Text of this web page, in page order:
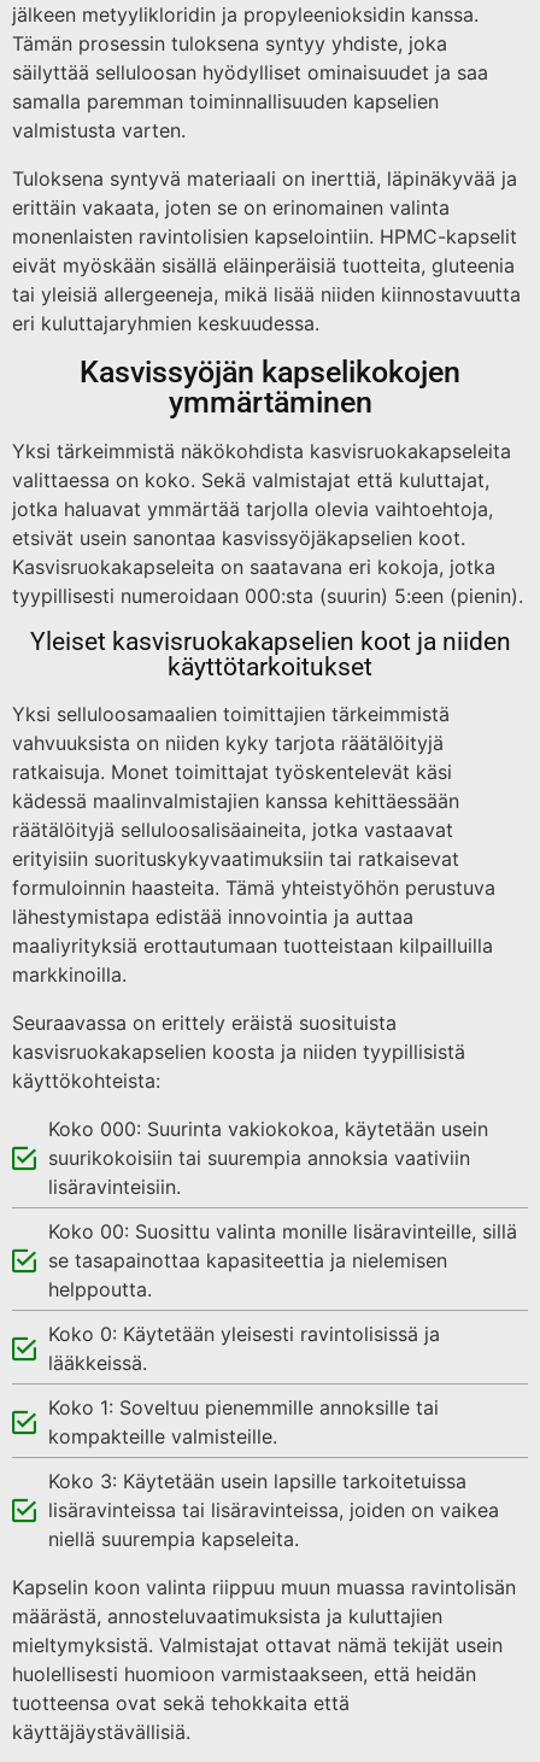
jälkeen metyylikloridin ja propyleenioksidin kanssa.
Tämän prosessin tuloksena syntyy yhdiste, joka
säilyttää selluloosan hyödylliset ominaisuudet ja saa
samalla paremman toiminnallisuuden kapselien
valmistusta varten.
Tuloksena syntyvä materiaali on inerttiä, läpinäkyvää ja
erittäin vakaata, joten se on erinomainen valinta
monenlaisten ravintolisien kapselointiin. HPMC-kapselit
eivät myöskään sisällä eläinperäisiä tuotteita, gluteenia
tai yleisiä allergeeneja, mikä lisää niiden kiinnostavuutta
eri kuluttajaryhmien keskuudessa.
Kasvissyöjän kapselikokojen
ymmärtäminen
Yksi tärkeimmistä näkökohdista kasvisruokakapseleita
valittaessa on koko. Sekä valmistajat että kuluttajat,
jotka haluavat ymmärtää tarjolla olevia vaihtoehtoja,
etsivät usein sanontaa kasvissyöjäkapselien koot.
Kasvisruokakapseleita on saatavana eri kokoja, jotka
tyypillisesti numeroidaan 000:sta (suurin) 5:een (pienin).
Yleiset kasvisruokakapselien koot ja niiden
käyttötarkoitukset
Yksi selluloosamaalien toimittajien tärkeimmistä
vahvuuksista on niiden kyky tarjota räätälöityjä
ratkaisuja. Monet toimittajat työskentelevät käsi
kädessä maalinvalmistajien kanssa kehittäessään
räätälöityjä selluloosalisäaineita, jotka vastaavat
erityisiin suorituskykyvaatimuksiin tai ratkaisevat
formuloinnin haasteita. Tämä yhteistyöhön perustuva
lähestymistapa edistää innovointia ja auttaa
maaliyrityksiä erottautumaan tuotteistaan kilpailluilla
markkinoilla.
Seuraavassa on erittely eräistä suosituista
kasvisruokakapselien koosta ja niiden tyypillisistä
käyttökohteista:
Koko 000: Suurinta vakiokokoa, käytetään usein
suurikokoisiin tai suurempia annoksia vaativiin
lisäravinteisiin.
Koko 00: Suosittu valinta monille lisäravinteille, sillä
se tasapainottaa kapasiteettia ja nielemisen
helppoutta.
Koko 0: Käytetään yleisesti ravintolisissä ja
lääkkeissä.
Koko 1: Soveltuu pienemmille annoksille tai
kompakteille valmisteille.
Koko 3: Käytetään usein lapsille tarkoitetuissa
lisäravinteissa tai lisäravinteissa, joiden on vaikea
niellä suurempia kapseleita.
Kapselin koon valinta riippuu muun muassa ravintolisän
määrästä, annosteluvaatimuksista ja kuluttajien
mieltymyksistä. Valmistajat ottavat nämä tekijät usein
huolellisesti huomioon varmistaakseen, että heidän
tuotteensa ovat sekä tehokkaita että
käyttäjäystävällisiä.